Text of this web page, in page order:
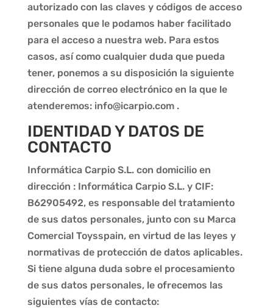
autorizado con las claves y códigos de acceso
personales que le podamos haber facilitado
para el acceso a nuestra web. Para estos
casos, así como cualquier duda que pueda
tener, ponemos a su disposición la siguiente
dirección de correo electrónico en la que le
atenderemos: info@icarpio.com .
IDENTIDAD Y DATOS DE
CONTACTO
Informática Carpio S.L. con domicilio en
dirección : Informática Carpio S.L. y CIF:
B62905492, es responsable del tratamiento
de sus datos personales, junto con su Marca
Comercial Toysspain, en virtud de las leyes y
normativas de protección de datos aplicables.
Si tiene alguna duda sobre el procesamiento
de sus datos personales, le ofrecemos las
siguientes vías de contacto: